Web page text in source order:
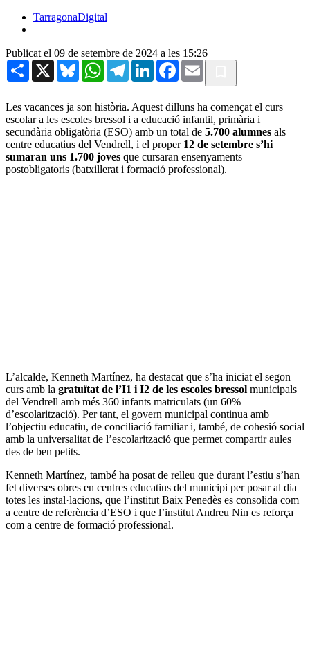
TarragonaDigital
Publicat el 09 de setembre de 2024 a les 15:26
Share X BlueskyWhatsAppTelegramLinkedInFacebook
Email
Les vacances ja son història. Aquest dilluns ha començat el curs
escolar a les escoles bressol i a educació infantil, primària i
secundària obligatòria (ESO) amb un total de 5.700 alumnes als
centre educatius del Vendrell, i el proper 12 de setembre s’hi
sumaran uns 1.700 joves que cursaran ensenyaments
postobligatoris (batxillerat i formació professional).
L’alcalde, Kenneth Martínez, ha destacat que s’ha iniciat el segon
curs amb la gratuïtat de l’I1 i I2 de les escoles bressol municipals
del Vendrell amb més 360 infants matriculats (un 60%
d’escolarització). Per tant, el govern municipal continua amb
l’objectiu educatiu, de conciliació familiar i, també, de cohesió social
amb la universalitat de l’escolarització que permet compartir aules
des de ben petits.
Kenneth Martínez, també ha posat de relleu que durant l’estiu s’han
fet diverses obres en centres educatius del municipi per posar al dia
totes les instal·lacions, que l’institut Baix Penedès es consolida com
a centre de referència d’ESO i que l’institut Andreu Nin es reforça
com a centre de formació professional.